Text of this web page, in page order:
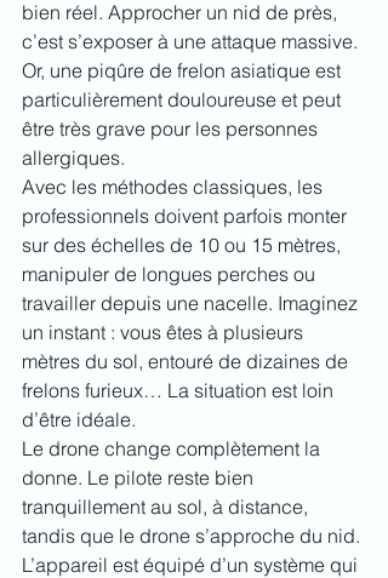
bien réel. Approcher un nid de près,
c’est s’exposer à une attaque massive.
Or, une piqûre de frelon asiatique est
particulièrement douloureuse et peut
être très grave pour les personnes
allergiques.
Avec les méthodes classiques, les
professionnels doivent parfois monter
sur des échelles de 10 ou 15 mètres,
manipuler de longues perches ou
travailler depuis une nacelle. Imaginez
un instant : vous êtes à plusieurs
mètres du sol, entouré de dizaines de
frelons furieux… La situation est loin
d’être idéale.
Le drone change complètement la
donne. Le pilote reste bien
tranquillement au sol, à distance,
tandis que le drone s’approche du nid.
L’appareil est équipé d’un système qui